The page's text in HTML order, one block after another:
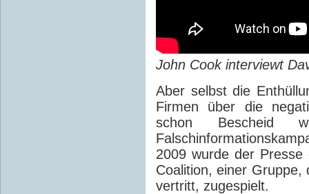
John Cook interviewt
Aber selbst die
Firmen über die
schon Bescheid
2009 wurde der Presse
Coalition, einer Gruppe,
vertritt, zugespielt.